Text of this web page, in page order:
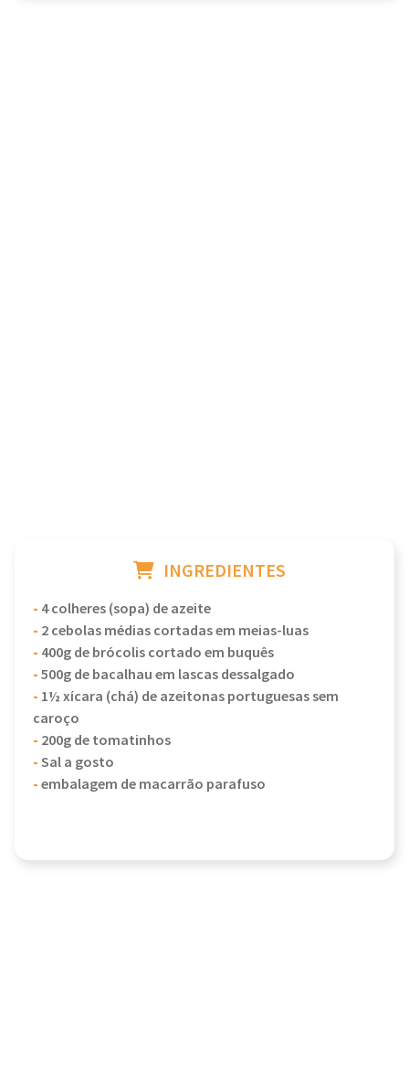
INGREDIENTES
- 4 colheres (sopa) de azeite
- 2 cebolas médias cortadas em meias-luas
- 400g de brócolis cortado em buquês
-500g de bacalhau em lascas dessalgado
- 1½ xícara (chá) de azeitonas portuguesas sem
caroço
- 200g de tomatinhos
-Sal a gosto
-embalagem de macarrão parafuso